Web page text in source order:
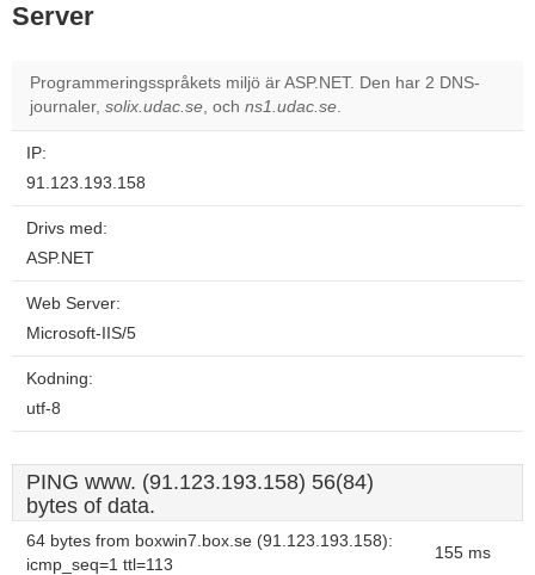
Server
Programmeringsspråkets miljö är ASP.NET. Den har 2 DNS-
journaler, solix.udac.se, och ns1.udac.se.
IP:
91.123.193.158
Drivs med:
ASP.NET
Web Server:
Microsoft-IIS/5
Kodning:
utf-8
PING www. (91.123.193.158) 56(84)
bytes of data.
64 bytes from boxwin7.box.se (91.123.193.158):
icmp_seq=1 ttl=113
155 ms